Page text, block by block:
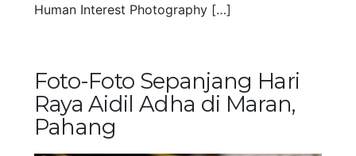
Human Interest Photography […]
Foto-Foto Sepanjang Hari
Raya Aidil Adha di Maran,
Pahang